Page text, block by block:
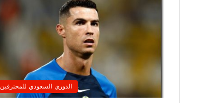
الدوري السعودي للمحترفين